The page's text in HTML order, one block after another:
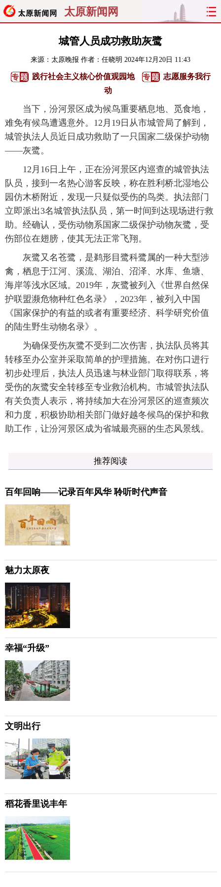
太原新闻网
聚焦 太原
经济 关注 文明 出行
旅游 理财 政务 教育
看天下 晋月读 最太原 网罗民生
城管人员成功救助灰鹭
来源： 太原晚报 作者：任晓明 2024年12月20日 11:43
践行社会主义核心价值观园地
志愿服务我行
动
当下，汾河景区成为候鸟重要栖息地、觅食地，
难免有候鸟遭遇意外。12月19日从市城管局了解到，
城管执法人员近日成功救助了一只国家二级保护动物
——灰鹭。
12月16日上午，正在汾河景区内巡查的城管执法
队员，接到一名热心游客反映，称在胜利桥北湿地公
园仿木桥附近，发现一只疑似受伤的鸟类。执法部门
立即派出3名城管执法队员，第一时间到达现场进行救
助。经确认，受伤动物系国家二级保护动物灰鹭，受
伤部位在翅膀，使其无法正常飞翔。
灰鹭又名苍鹭，是鹈形目鹭科鹭属的一种大型涉
禽，栖息于江河、溪流、湖泊、沼泽、水库、鱼塘、
海岸等浅水区域。2019年，灰鹭被列入《世界自然保
护联盟濒危物种红色名录》，2023年，被列入中国
《国家保护的有益的或者有重要经济、科学研究价值
的陆生野生动物名录》。
为确保受伤灰鹭不受到二次伤害，执法队员将其
转移至办公室并采取简单的护理措施。在对伤口进行
初步处理后，执法人员迅速与林业部门取得联系，将
受伤的灰鹭安全转移至专业救治机构。市城管执法队
有关负责人表示，将持续加大在汾河景区的巡查频次
和力度，积极协助相关部门做好越冬候鸟的保护和救
助工作，让汾河景区成为省城最亮丽的生态风景线。
推荐阅读
百年回响——记录百年风华 聆听时代声音
魅力太原夜
幸福“升级”
文明出行
稻花香里说丰年